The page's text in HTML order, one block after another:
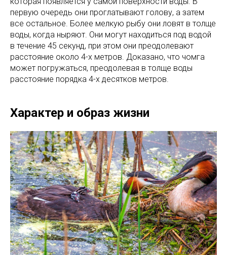
первую очередь они проглатывают голову, а затем
все остальное. Более мелкую рыбу они ловят в толще
воды, когда ныряют. Они могут находиться под водой
в течение 45 секунд, при этом они преодолевают
расстояние около 4-х метров. Доказано, что чомга
может погружаться, преодолевая в толще воды
расстояние порядка 4-х десятков метров.
Характер и образ жизни